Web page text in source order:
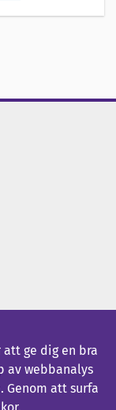
att ge dig en bra
av webbanalys
Genom att surfa